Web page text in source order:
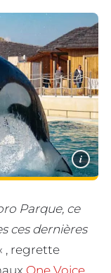
i
Parque, ce
ces dernières
, regrette
One Voice.